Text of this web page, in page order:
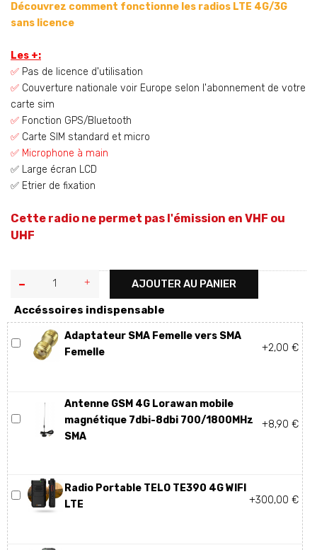
Découvrez comment fonctionne les radios LTE 4G/3G
sans licence
Les +:
✅ Pas de licence d'utilisation
✅ Couverture nationale voir Europe selon l'abonnement de votre
carte sim
✅ Fonction GPS/Bluetooth
✅ Carte SIM standard et micro
✅ Microphone à main
✅ Large écran LCD
✅ Etrier de fixation
Cette radio ne permet pas l'émission en VHF ou
UHF
AJOUTER AU PANIER
Accéssoires indispensable
Adaptateur SMA Femelle vers SMA
Femelle
+2,00 €
Antenne GSM 4G Lorawan mobile
magnétique 7dbi-8dbi 700/1800MHz
SMA
+8,90 €
Radio Portable TELO TE390 4G WIFI
LTE
+300,00 €